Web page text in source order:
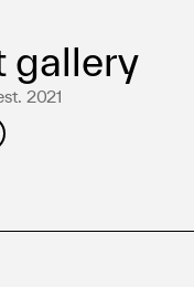
−ポリシー
せ
gallery
2021